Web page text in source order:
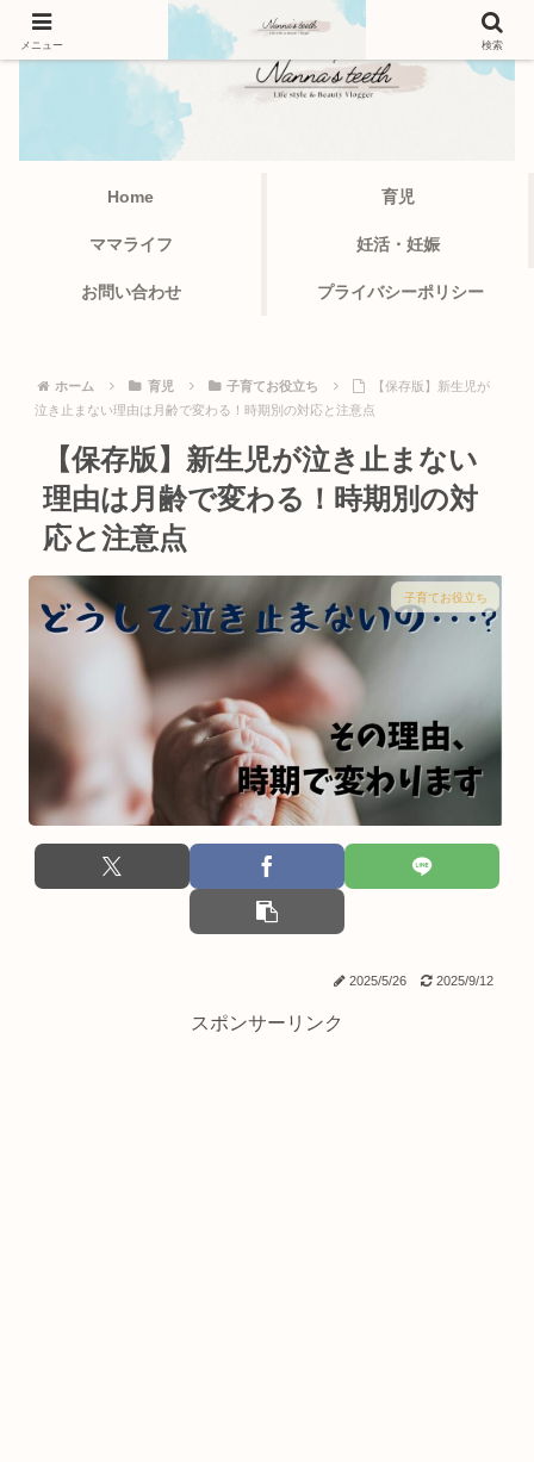
Home 育児
ママライフ 妊活・妊娠
お問い合わせ プライバシーポリシー
ホーム 育児 子育てお役立ち
【保存版】新生児が
泣き止まない理由は月齢で変わる！時期別の対応と注意点
【保存版】新生児が泣き止まない
理由は月齢で変わる！時期別の対
応と注意点
子育てお役立ち
2025/5/26 2025/9/12
スポンサーリンク
メニュー 検索